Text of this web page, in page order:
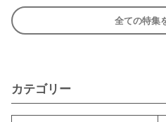
全ての特集
カテゴリー